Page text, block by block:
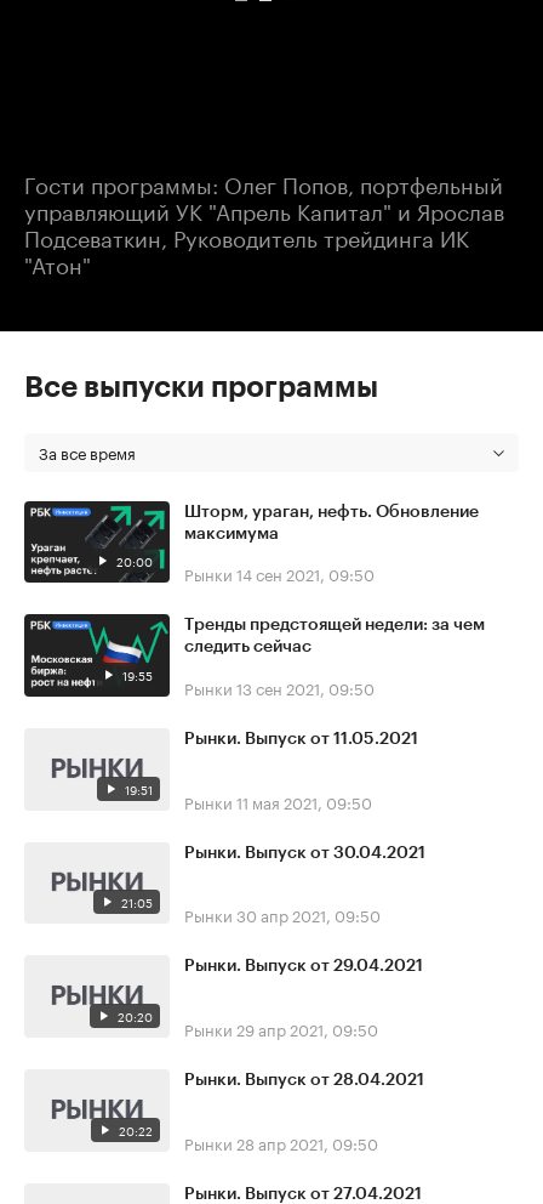
Гости программы: Олег Попов, портфельный
управляющий УК "Апрель Капитал" и Ярослав
Подсеваткин, Руководитель трейдинга ИК
"Атон"
Все выпуски программы
За все время
20:00
Шторм, ураган, нефть. Обновление
максимума
Рынки 14 сен 2021, 09:50
19:55
Тренды предстоящей недели: за чем
следить сейчас
Рынки 13 сен 2021, 09:50
19:51
Рынки. Выпуск от 11.05.2021
Рынки 11 мая 2021, 09:50
21:05
Рынки. Выпуск от 30.04.2021
Рынки 30 апр 2021, 09:50
20:20
Рынки. Выпуск от 29.04.2021
Рынки 29 апр 2021, 09:50
20:22
Рынки. Выпуск от 28.04.2021
Рынки 28 апр 2021, 09:50
Рынки. Выпуск от 27.04.2021